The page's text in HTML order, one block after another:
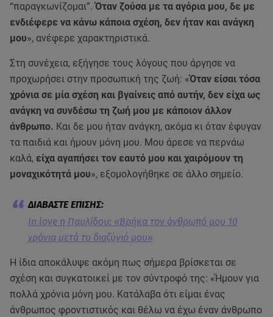
“παραγκωνίζομαι”.Όταν ζούσα με τα αγόρια μου, δε με
ενδιέφερε να κάνω κάποια σχέση, δεν ήταν και ανάγκη
μου», ανέφερε χαρακτηριστικά.
Στη συνέχεια, εξήγησε τους λόγους που άργησε να
προχωρήσει στην προσωπική της ζωή: «Όταν είσαι τόσα
χρόνια σε μία σχέση και βγαίνεις από αυτήν, δεν είχα ως
ανάγκη να συνδέσω τη ζωή μου με κάποιον άλλον
άνθρωπο. Και δε μου ήταν ανάγκη, ακόμα κι όταν έφυγαν
τα παιδιά και ήμουν μόνη μου. Μου άρεσε να περνάω
καλά, είχα αγαπήσει τον εαυτό μου και χαιρόμουν τη
μοναχικότητά μου», εξομολογήθηκε σε άλλο σημείο.
In love η Παυλίδου: «Βρήκα τον άνθρωπό μου 10
χρόνια μετά το διαζύγιό μου»
Η ίδια αποκάλυψε ακόμη πως σήμερα βρίσκεται σε
σχέση και συγκατοικεί με τον σύντροφό της: «Ήμουν για
πολλά χρόνια μόνη μου. Κατάλαβα ότι είμαι ένας
άνθρωπος φροντιστικός και θέλω να έχω έναν άνθρωπο